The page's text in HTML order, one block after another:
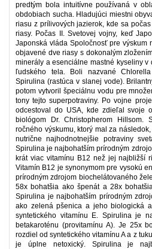
predtým bola intuitívne používaná v
obdobiach sucha. Hladujúci miestni
riasu z prílivových jazierok, kde sa
riasy. Počas II. Svetovej vojny, keď
Japonská vláda Spoločnosť pre výskum
objavené dve riasy s dokonalým
minerály a esenciálne mastné kyseliny
ľudského tela. Boli nazvané
Spirulina (rastúca v slanej vode).
potom vytvoril špeciálnu vodu pre
tony tejto superpotraviny. Po vojne
odcestoval do USA, kde zdieľal svoje
biológom Dr. Christopherom Hillsom.
ročného výskumu, ktorý mal za
nutrične najhodnotnejšie potraviny
Spirulina je najbohatším prírodným
krát viac vitamínu B12 než jej najbližší
Vitamín B12 je synonymom pre vysokú
prírodným zdrojom biochelátovaného
58x bohatšia ako špenát a 28x
Spirulina je najbohatším prírodným
ako zelená pšenica a jeho biologická
syntetického vitamínu E. Spirulina je
betakaroténu (provitamínu A). Je 25x
rozdiel od syntetického vitamínu A a z
je úplne netoxický. Spirulina je